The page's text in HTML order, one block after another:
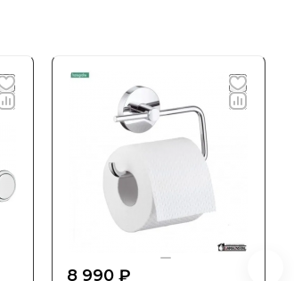
8 990 ₽